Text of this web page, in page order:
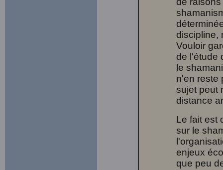
discipline,
Vouloir
de l'étude
le
n'en reste
sujet peut
distance
Le fait est
sur le
enjeux
que peu